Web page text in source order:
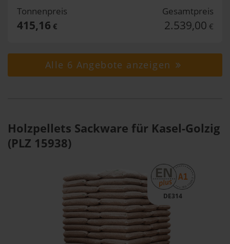
Tonnenpreis
415,16 €
Gesamtpreis
2.539,00 €
Alle 6 Angebote anzeigen
Holzpellets Sackware für Kasel-Golzig
(PLZ 15938)
DE314